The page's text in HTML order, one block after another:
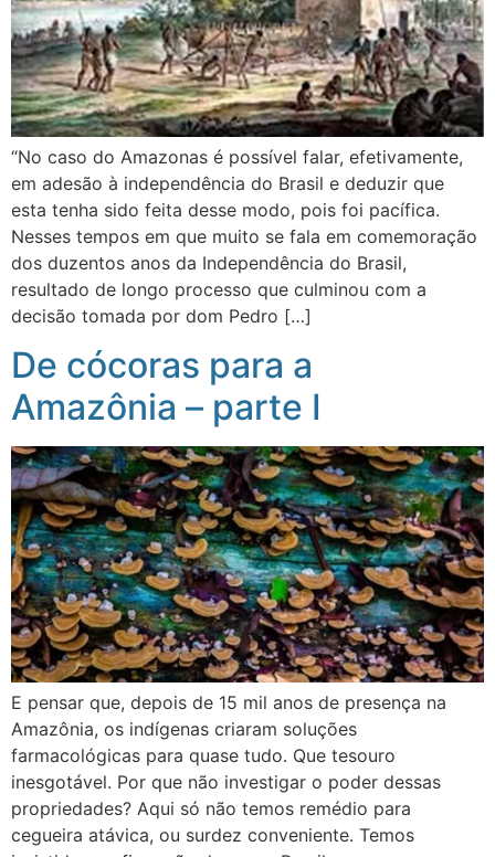
“No caso do Amazonas é possível falar, efetivamente,
em adesão à independência do Brasil e deduzir que
esta tenha sido feita desse modo, pois foi pacífica.
Nesses tempos em que muito se fala em comemoração
dos duzentos anos da Independência do Brasil,
resultado de longo processo que culminou com a
decisão tomada por dom Pedro […]
De cócoras para a
Amazônia – parte I
E pensar que, depois de 15 mil anos de presença na
Amazônia, os indígenas criaram soluções
farmacológicas para quase tudo. Que tesouro
inesgotável. Por que não investigar o poder dessas
propriedades? Aqui só não temos remédio para
cegueira atávica, ou surdez conveniente. Temos